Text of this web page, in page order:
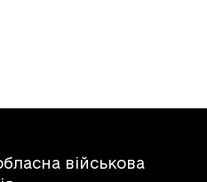
військова